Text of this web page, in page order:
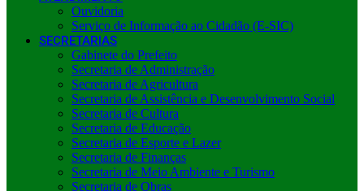
Ouvidoria
Serviço de Informação ao Cidadão (E-SIC)
SECRETARIAS
Gabinete do Prefeito
Secretaria de Administração
Secretaria de Agricultura
Secretaria de Assistência e Desenvolvimento Social
Secretaria de Cultura
Secretaria de Educação
Secretaria de Esporte e Lazer
Secretaria de Finanças
Secretaria de Meio Ambiente e Turismo
Secretaria de Obras